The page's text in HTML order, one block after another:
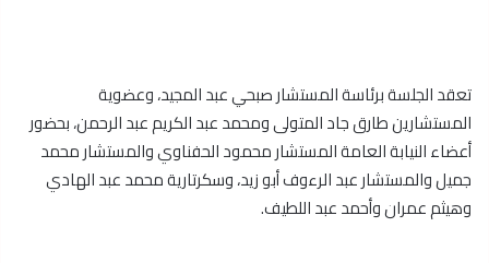
تعقد الجلسة برئاسة المستشار صبحي عبد المجيد، وعضوية
المستشارين طارق جاد المتولى ومحمد عبد الكريم عبد الرحمن، بحضور
أعضاء النيابة العامة المستشار محمود الحفناوي والمستشار محمد
جميل والمستشار عبد الرءوف أبو زيد، وسكرتارية محمد عبد الهادي
وهيثم عمران وأحمد عبد اللطيف.